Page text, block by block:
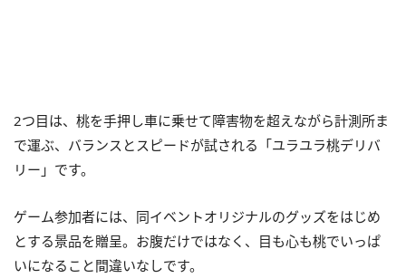
2つ目は、桃を手押し車に乗せて障害物を超えながら計測所ま
で運ぶ、バランスとスピードが試される「ユラユラ桃デリバ
リー」です。
ゲーム参加者には、同イベントオリジナルのグッズをはじめ
とする景品を贈呈。お腹だけではなく、目も心も桃でいっぱ
いになること間違いなしです。